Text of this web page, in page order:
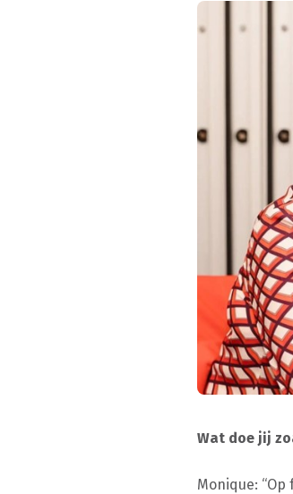
Wat doe jij
Monique: